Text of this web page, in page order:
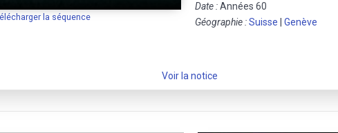
la séquence
Date :Années 60
Géographie :Suisse Genève
Voir la notice